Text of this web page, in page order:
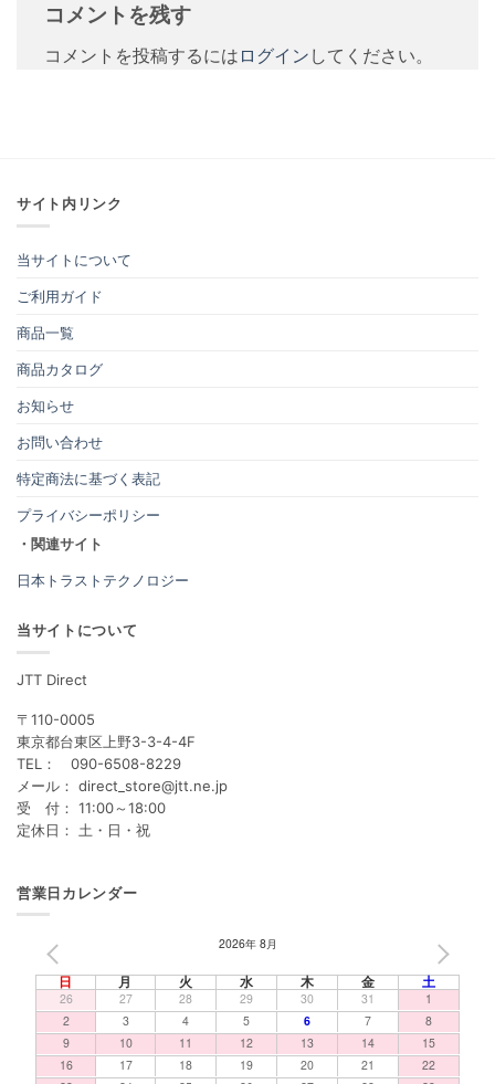
コメントを残す
コメントを投稿するには ログイン してください。
サイト内リンク
当サイトについて
ご利用ガイド
商品一覧
商品カタログ
お知らせ
お問い合わせ
特定商法に基づく表記
プライバシーポリシー
・関連サイト
日本トラストテクノロジー
当サイトについて
JTT Direct
〒110-0005
東京都台東区上野3-3-4-4F
TEL： 090-6508-8229
メール： direct_store@jtt.ne.jp
受 付： 11:00～18:00
定休日： 土・日・祝
営業日カレンダー
2026年 8月
日 月 火 水 木 金 土
26 27 28 29 30 31
1
2
3 4 5 6 7
8
9
10 11 12 13 14
15
16
17 18 19 20 21
22